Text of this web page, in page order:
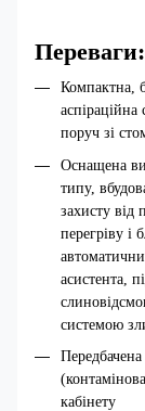
Переваги:
Компактна,
аспіраційна
поруч зі
Оснащена
типу,
захисту від
перегріву і
асистента,
системою
кабінету